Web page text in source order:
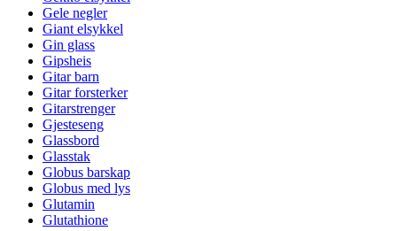
Gele negler
Giant elsykkel
Gin glass
Gipsheis
Gitar barn
Gitar forsterker
Gitarstrenger
Gjesteseng
Glassbord
Glasstak
Globus barskap
Globus med lys
Glutamin
Glutathione